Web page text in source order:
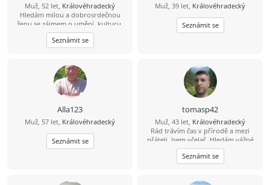
Muž, 52 let, Královéhradecký
Hledám milou a dobrosrdečnou
ženu se zájmem o umění, kulturu,
památky a láskou ke zvířatům a
přírodě. Rád bych s takovou ženou
spoluprožíval hezké chvíle a
Seznámit se
Muž, 39 let, Královéhradecký
Seznámit se
Alla123
Muž, 57 let, Královéhradecký
Seznámit se
tomasp42
Muž, 43 let, Královéhradecký
Rád trávím čas v přírodě a mezi
přáteli. Jsem včelař. Hledám vážné
seznámení a ne partnerku na jednu
noc.
Seznámit se